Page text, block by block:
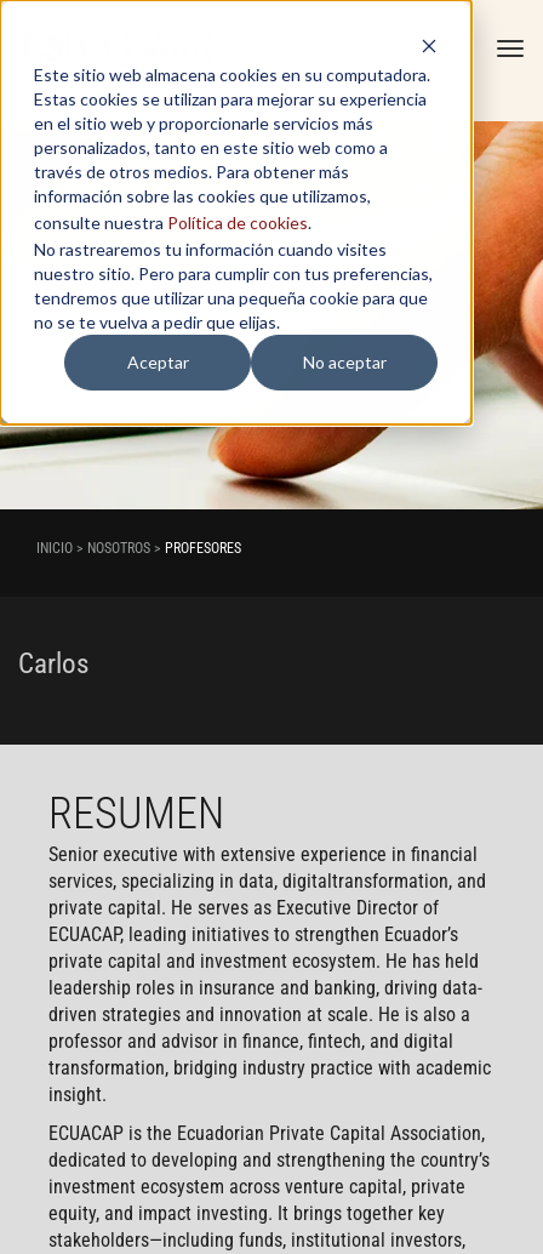
Este sitio web almacena cookies en su computadora.
Estas cookies se utilizan para mejorar su experiencia
en el sitio web y proporcionarle servicios más
personalizados, tanto en este sitio web como a
través de otros medios. Para obtener más
información sobre las cookies que utilizamos,
consulte nuestra Política de cookies.
No rastrearemos tu información cuando visites
nuestro sitio. Pero para cumplir con tus preferencias,
tendremos que utilizar una pequeña cookie para que
no se te vuelva a pedir que elijas.
Aceptar
No aceptar
PROFESORES
INICIO > NOSOTROS > PROFESORES
Carlos
RESUMEN
Senior executive with extensive experience in financial
services, specializing in data, digitaltransformation, and
private capital. He serves as Executive Director of
ECUACAP, leading initiatives to strengthen Ecuador’s
private capital and investment ecosystem. He has held
leadership roles in insurance and banking, driving data-
driven strategies and innovation at scale. He is also a
professor and advisor in finance, fintech, and digital
transformation, bridging industry practice with academic
insight.
ECUACAP is the Ecuadorian Private Capital Association,
dedicated to developing and strengthening the country’s
investment ecosystem across venture capital, private
equity, and impact investing. It brings together key
stakeholders—including funds, institutional investors,